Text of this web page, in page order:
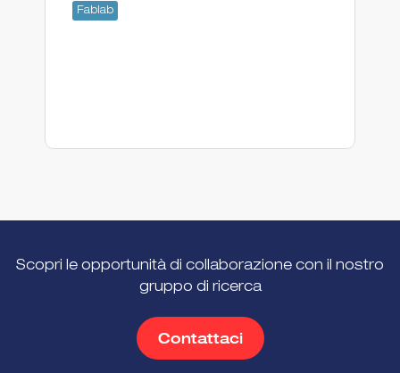
Fablab
Scopri le opportunità di collaborazione con il nostro
gruppo di ricerca
Contattaci